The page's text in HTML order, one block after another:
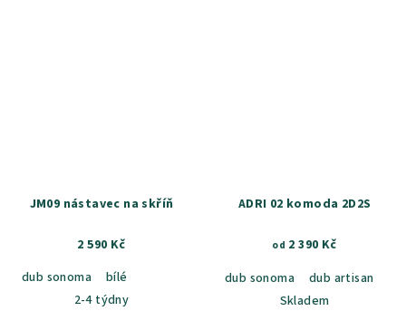
JM09 nástavec na skříň
2 590 Kč
dub sonoma
bílé
2-4 týdny
ADRI 02 komoda 2D2S
od 2 390 Kč
dub sonoma
dub artisan
Skladem